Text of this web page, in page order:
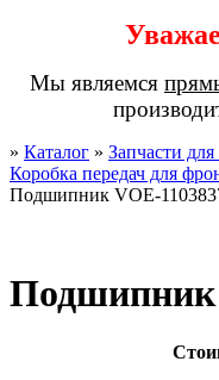
Мы являемся
» Каталог » Запчасти
Коробка передач для
Подшипник VOE-
Подшипник